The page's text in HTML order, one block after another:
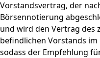
Vorstandsvertrag, der
Börsennotierung
und wird den Vertrag des
befindlichen Vorstands
sodass der Empfehlung